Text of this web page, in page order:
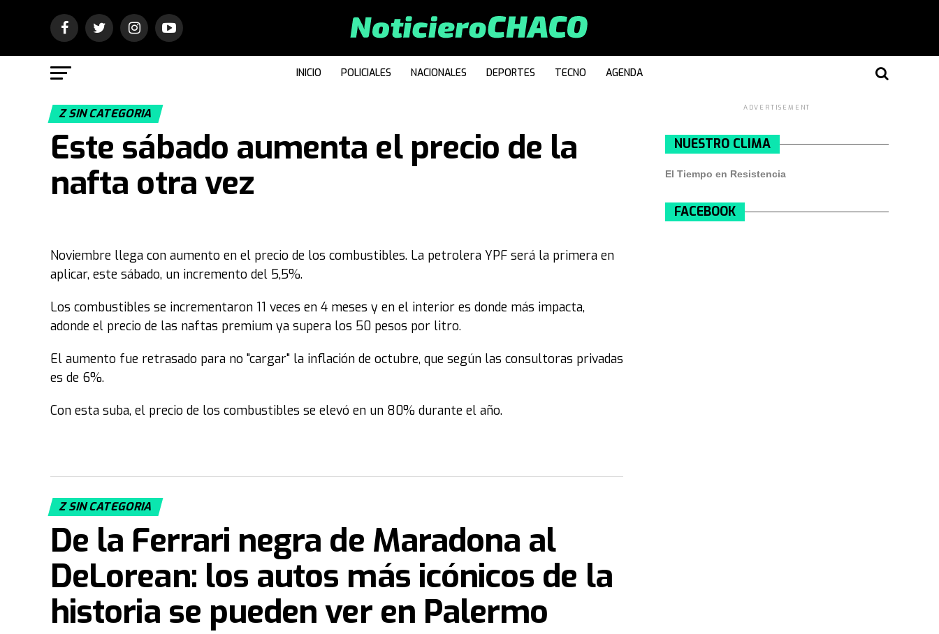
INICIO POLICIALES NACIONALES DEPORTES TECNO AGENDA
Z SIN CATEGORIA
Este sábado aumenta el precio de la
nafta otra vez
Noviembre llega con aumento en el precio de los combustibles. La petrolera YPF será la primera en
aplicar, este sábado, un incremento del 5,5%.
Los combustibles se incrementaron 11 veces en 4 meses y en el interior es donde más impacta,
adonde el precio de las naftas premium ya supera los 50 pesos por litro.
El aumento fue retrasado para no "cargar" la inflación de octubre, que según las consultoras privadas
es de 6%.
Con esta suba, el precio de los combustibles se elevó en un 80% durante el año.
Z SIN CATEGORIA
De la Ferrari negra de Maradona al
DeLorean: los autos más icónicos de la
historia se pueden ver en Palermo
ADVERTISEMENT
NUESTRO CLIMA
El Tiempo en Resistencia
FACEBOOK